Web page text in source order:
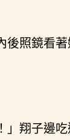
後照鏡看
」翔子邊